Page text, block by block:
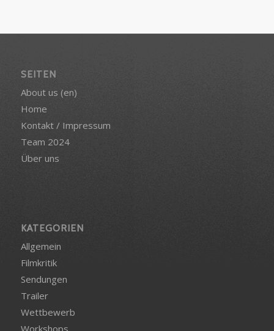
SEITEN
About us (en)
Home
Kontakt / Impressum
Team 2024
Über uns
KATEGORIEN
Allgemein
Filmkritik
Sendungen
Trailer
Wettbewerb
Workshops